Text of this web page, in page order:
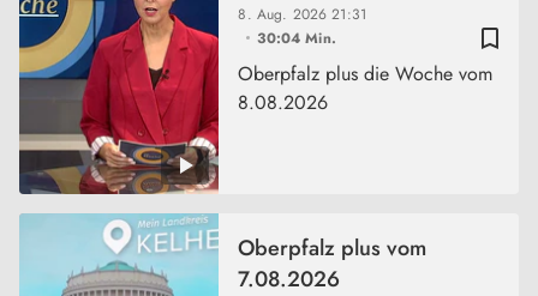
bookmark_border
8. Aug. 202621:31
30:04 Min.
Oberpfalz plus die Woche vom
8.08.2026
Oberpfalz plus vom
7.08.2026